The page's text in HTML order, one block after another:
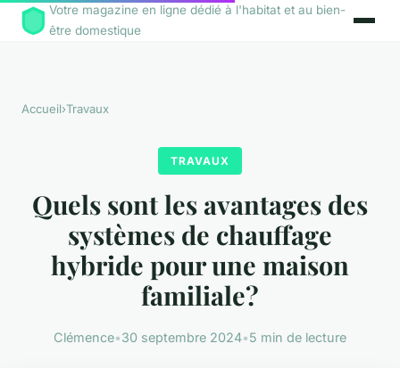
Votre magazine en ligne dédié à l'habitat et au bien-
être domestique
Accueil›Travaux
TRAVAUX
Quels sont les avantages des
systèmes de chauffage
hybride pour une maison
familiale?
Clémence•30 septembre 2024•5 min de lecture